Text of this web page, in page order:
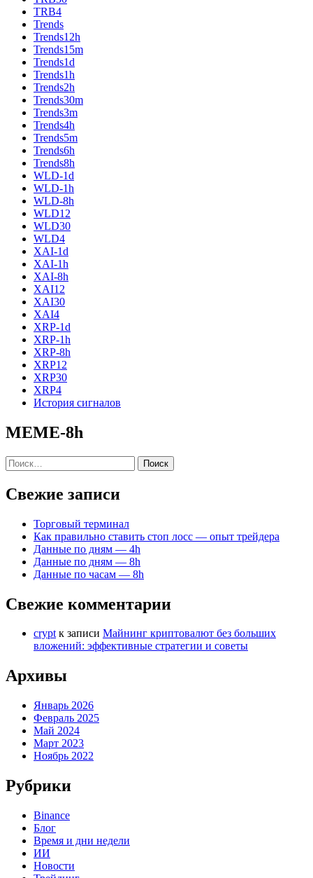
TRB4
Trends
Trends12h
Trends15m
Trends1d
Trends1h
Trends2h
Trends30m
Trends3m
Trends4h
Trends5m
Trends6h
Trends8h
WLD-1d
WLD-1h
WLD-8h
WLD12
WLD30
WLD4
XAI-1d
XAI-1h
XAI-8h
XAI12
XAI30
XAI4
XRP-1d
XRP-1h
XRP-8h
XRP12
XRP30
XRP4
История сигналов
MEME-8h
Найти:
Свежие записи
Торговый терминал
Как правильно ставить стоп лосс — опыт трейдера
Данные по дням — 4h
Данные по дням — 8h
Данные по часам — 8h
Свежие комментарии
cryptк записи Майнинг криптовалют без больших
вложений: эффективные стратегии и советы
Архивы
Январь 2026
Февраль 2025
Май 2024
Март 2023
Ноябрь 2022
Рубрики
Binance
Блог
Время и дни недели
ИИ
Новости